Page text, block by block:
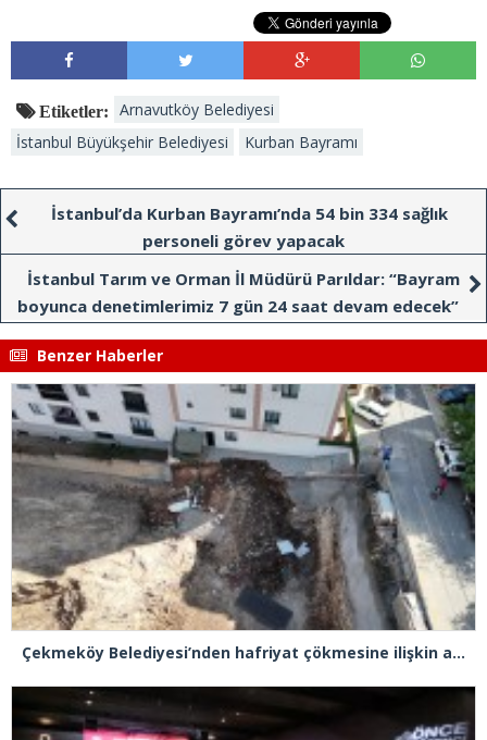
Etiketler:
Arnavutköy Belediyesi
İstanbul Büyükşehir Belediyesi
Kurban Bayramı
İstanbul’da Kurban Bayramı’nda 54 bin 334 sağlık
personeli görev yapacak
İstanbul Tarım ve Orman İl Müdürü Parıldar: “Bayram
boyunca denetimlerimiz 7 gün 24 saat devam edecek”
Benzer Haberler
Çekmeköy Belediyesi’nden hafriyat çökmesine ilişkin açıklama